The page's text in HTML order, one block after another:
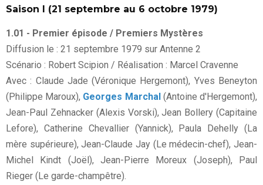
Saison I (21 septembre au 6 octobre 1979)
1.01 - Premier épisode / Premiers Mystères
Diffusion le : 21 septembre 1979 sur Antenne 2
Scénario : Robert Scipion / Réalisation : Marcel Cravenne
Avec : Claude Jade (Véronique Hergemont), Yves Beneyton
(Philippe Maroux), Georges Marchal(Antoine d'Hergemont),
Jean-Paul Zehnacker (Alexis Vorski), Jean Bollery (Capitaine
Lefore), Catherine Chevallier (Yannick), Paula Dehelly (La
mère supérieure), Jean-Claude Jay (Le médecin-chef), Jean-
Michel Kindt (Joël), Jean-Pierre Moreux (Joseph), Paul
Rieger (Le garde-champêtre).